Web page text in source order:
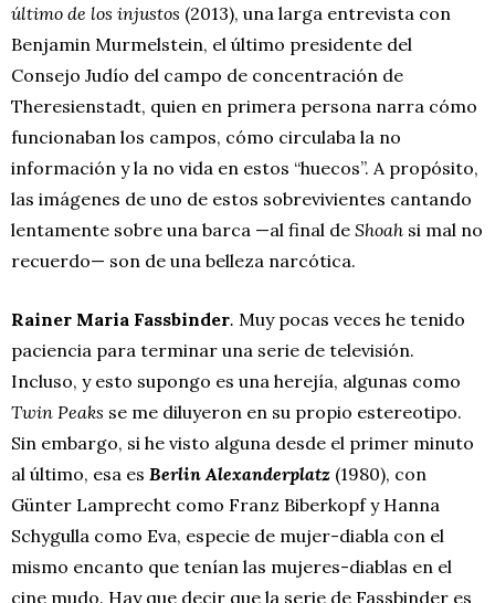
último de los injustos (2013), una larga entrevista con
Benjamin Murmelstein, el último presidente del
Consejo Judío del campo de concentración de
Theresienstadt, quien en primera persona narra cómo
funcionaban los campos, cómo circulaba la no
información y la no vida en estos “huecos”. A propósito,
las imágenes de uno de estos sobrevivientes cantando
lentamente sobre una barca —al final de Shoah si mal no
recuerdo— son de una belleza narcótica.
Rainer Maria Fassbinder. Muy pocas veces he tenido
paciencia para terminar una serie de televisión.
Incluso, y esto supongo es una herejía, algunas como
Twin Peaks se me diluyeron en su propio estereotipo.
Sin embargo, si he visto alguna desde el primer minuto
al último, esa es Berlin Alexanderplatz (1980), con
Günter Lamprecht como Franz Biberkopf y Hanna
Schygulla como Eva, especie de mujer-diabla con el
mismo encanto que tenían las mujeres-diablas en el
cine mudo. Hay que decir que la serie de Fassbinder es